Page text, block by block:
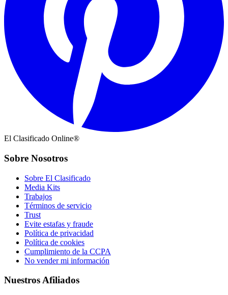
El Clasificado Online®
Sobre Nosotros
Sobre El Clasificado
Media Kits
Trabajos
Términos de servicio
Trust
Evite estafas y fraude
Política de privacidad
Política de cookies
Cumplimiento de la CCPA
No vender mi información
Nuestros Afiliados